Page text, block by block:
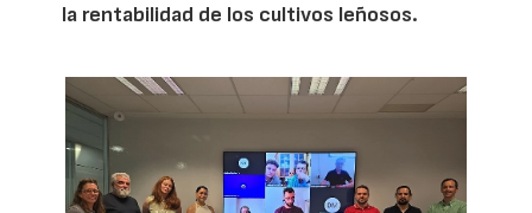
la rentabilidad de los cultivos leñosos.